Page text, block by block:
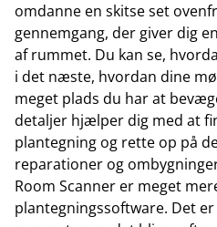
omdanne en skitse set
gennemgang, der giver dig
af rummet. Du kan se,
i det næste, hvordan dine
meget plads du har at
detaljer hjælper dig med at
plantegning og rette op på
reparationer og
Room Scanner er meget
plantegningssoftware. Det